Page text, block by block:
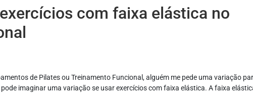
com faixa elástica no
de Pilates ou Treinamento Funcional, alguém me pede uma variação
imaginar uma variação se usar exercícios com faixa elástica. A faixa